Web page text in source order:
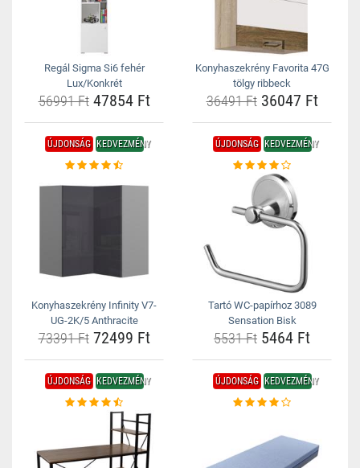
Regál Sigma Si6 fehér
Lux/Konkrét
56991 Ft47854 Ft
Konyhaszekrény Favorita 47G
tölgy ribbeck
36491 Ft36047 Ft
ÚJDONSÁG KEDVEZMÉNY
Konyhaszekrény Infinity V7-
UG-2K/5 Anthracite
73391 Ft72499 Ft
ÚJDONSÁG KEDVEZMÉNY
Tartó WC-papírhoz 3089
Sensation Bisk
5531 Ft 5464 Ft
ÚJDONSÁG KEDVEZMÉNY ÚJDONSÁG KEDVEZMÉNY